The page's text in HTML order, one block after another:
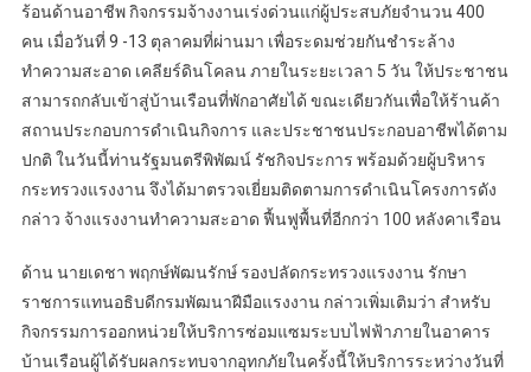
ร้อนด้านอาชีพ กิจกรรมจ้างงานเร่งด่วนแก่ผู้ประสบภัยจำนวน 400
คน เมื่อวันที่ 9 -13 ตุลาคมที่ผ่านมา เพื่อระดมช่วยกันชำระล้าง
ทำความสะอาด เคลียร์ดินโคลน ภายในระยะเวลา 5 วัน ให้ประชาชน
สามารถกลับเข้าสู่บ้านเรือนที่พักอาศัยได้ ขณะเดียวกันเพื่อให้ร้านค้า
สถานประกอบการดำเนินกิจการ และประชาชนประกอบอาชีพได้ตาม
ปกติ ในวันนี้ท่านรัฐมนตรีพิพัฒน์ รัชกิจประการ พร้อมด้วยผู้บริหาร
กระทรวงแรงงาน จึงได้มาตรวจเยี่ยมติดตามการดำเนินโครงการดัง
กล่าว จ้างแรงงานทำความสะอาด ฟื้นฟูพื้นที่อีกกว่า 100 หลังคาเรือน
ด้าน นายเดชา พฤกษ์พัฒนรักษ์ รองปลัดกระทรวงแรงงาน รักษา
ราชการแทนอธิบดีกรมพัฒนาฝีมือแรงงาน กล่าวเพิ่มเติมว่า สำหรับ
กิจกรรมการออกหน่วยให้บริการซ่อมแซมระบบไฟฟ้าภายในอาคาร
บ้านเรือนผู้ได้รับผลกระทบจากอุทกภัยในครั้งนี้ให้บริการระหว่างวันที่